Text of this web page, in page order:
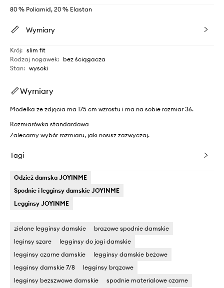
80 % Poliamid, 20 % Elastan
Wymiary
Krój: slim fit
Rodzaj nogawek: bez ściągacza
Stan: wysoki
Wymiary
Modelka ze zdjęcia ma 175 cm wzrostu i ma na sobie rozmiar 36.
Rozmiarówka standardowa
Zalecamy wybór rozmiaru, jaki nosisz zazwyczaj.
Tagi
Odzież damska JOYINME
Spodnie i legginsy damskie JOYINME
Legginsy JOYINME
zielone legginsy damskie
brazowe spodnie damskie
leginsy szare
legginsy do jogi damskie
legginsy czarne damskie
legginsy damskie beżowe
legginsy damskie 7/8
legginsy brązowe
legginsy bezszwowe damskie
spodnie materialowe czarne